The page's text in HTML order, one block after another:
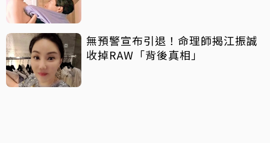
無預警宣布引退！命理師揭江振誠
收掉RAW「背後真相」